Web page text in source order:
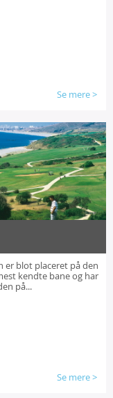
Se mere>
er blot placeret på den
kendte bane og har
på...
Se mere>